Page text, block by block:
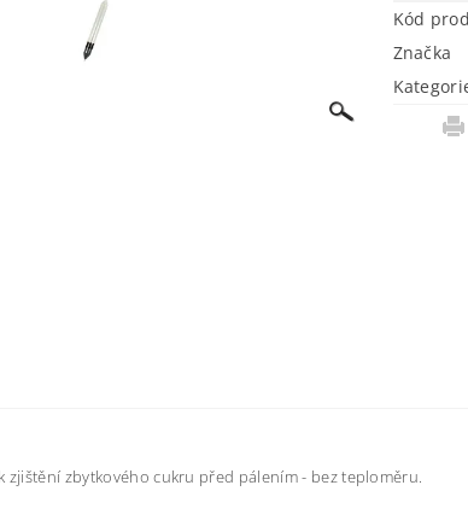
Kód
Značka
zjištění zbytkového cukru před pálením - bez teploměru.